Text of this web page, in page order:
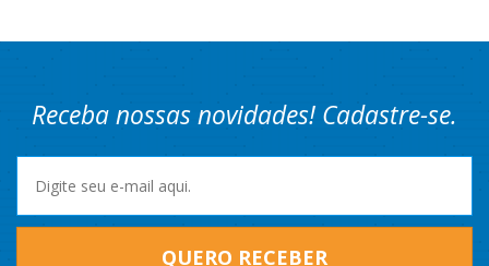
Receba nossas novidades! Cadastre-se.
QUERO RECEBER